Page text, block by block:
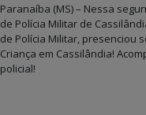
Paranaíba (MS) – Nessa
de Polícia Militar de
de Polícia Militar, presenciou
Criança em Cassilândia!
policial!